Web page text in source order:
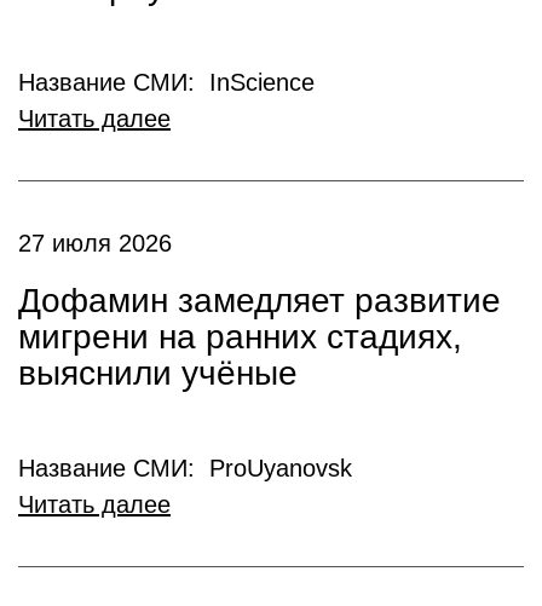
Название СМИ: InScience
Читать далее
27 июля 2026
Дофамин замедляет развитие
мигрени на ранних стадиях,
выяснили учёные
Название СМИ: ProUyanovsk
Читать далее